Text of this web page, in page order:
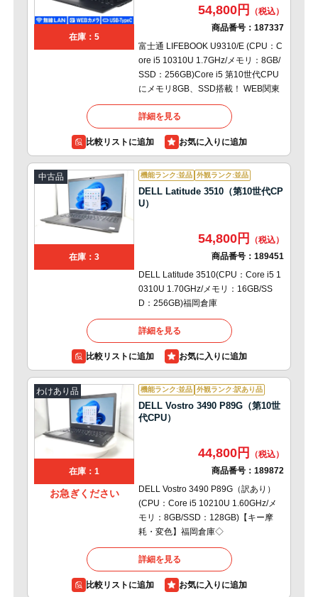
在庫：5
54,800円
商品番号： 187337
富士通 LIFEBOOK U9310/E (CPU：C
ore i5 10310U 1.7GHz/メモリ：8GB/
SSD：256GB)Core i5 第10世代CPU
にメモリ8GB、SSD搭載！ WEB関東
詳細を見る
比較リストに追加
中古品
在庫：3
機能ランク:並品 外観ランク:並品
DELL Latitude 3510（第10世代CP
U）
54,800円
商品番号： 189451
DELL Latitude 3510(CPU：Core i5 1
0310U 1.70GHz/メモリ：16GB/SS
D：256GB)福岡倉庫
詳細を見る
比較リストに追加
わけあり品
在庫：1
お急ぎください
機能ランク:並品 外観ランク:訳あり品
DELL Vostro 3490 P89G（第10世
代CPU）
44,800円
商品番号： 189872
DELL Vostro 3490 P89G（訳あり）
(CPU：Core i5 10210U 1.60GHz/メ
モリ：8GB/SSD：128GB)【キー摩
耗・変色】福岡倉庫◇
詳細を見る
比較リストに追加